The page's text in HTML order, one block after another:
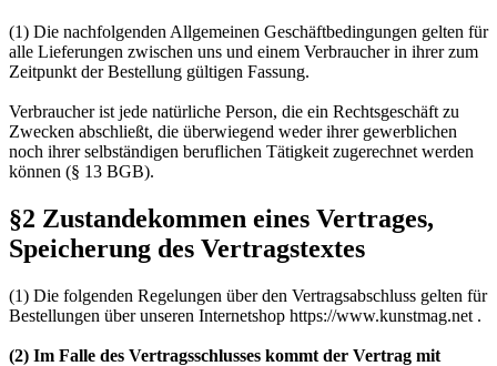
(1) Die nachfolgenden Allgemeinen Geschäftbedingungen gelten für
alle Lieferungen zwischen uns und einem Verbraucher in ihrer zum
Zeitpunkt der Bestellung gültigen Fassung.
Verbraucher ist jede natürliche Person, die ein Rechtsgeschäft zu
Zwecken abschließt, die überwiegend weder ihrer gewerblichen
noch ihrer selbständigen beruflichen Tätigkeit zugerechnet werden
können (§ 13 BGB).
§2 Zustandekommen eines Vertrages,
Speicherung des Vertragstextes
(1) Die folgenden Regelungen über den Vertragsabschluss gelten für
Bestellungen über unseren Internetshop https://www.kunstmag.net .
(2) Im Falle des Vertragsschlusses kommt der Vertrag mit